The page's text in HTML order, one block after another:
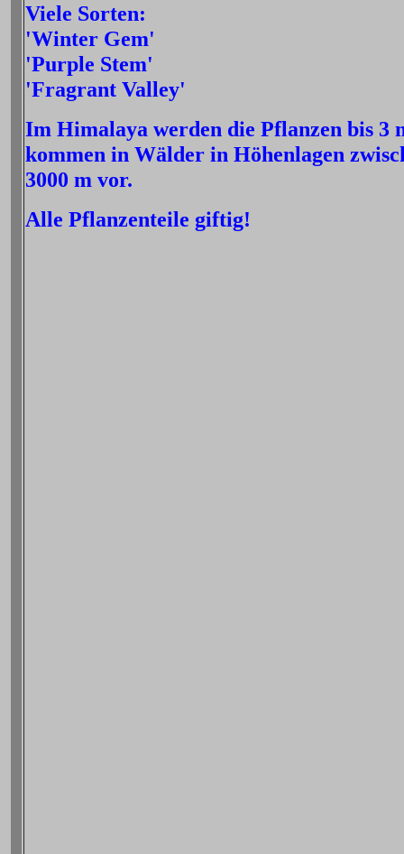
Viele Sorten:
'Winter Gem'
'Purple Stem'
'Fragrant Valley'
Im Himalaya werden die Pflanzen bis 3
kommen in Wälder in Höhenlagen
3000 m vor.
Alle Pflanzenteile giftig!